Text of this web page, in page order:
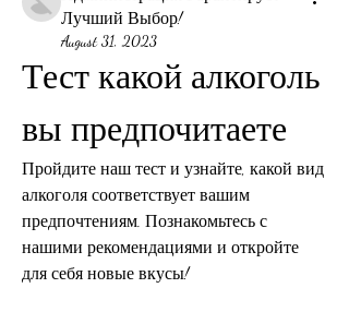
Лучший Выбор!
August 31, 2023
Тест какой алкоголь
вы предпочитаете
Пройдите наш тест и узнайте, какой вид
алкоголя соответствует вашим
предпочтениям. Познакомьтесь с
нашими рекомендациями и откройте
для себя новые вкусы!